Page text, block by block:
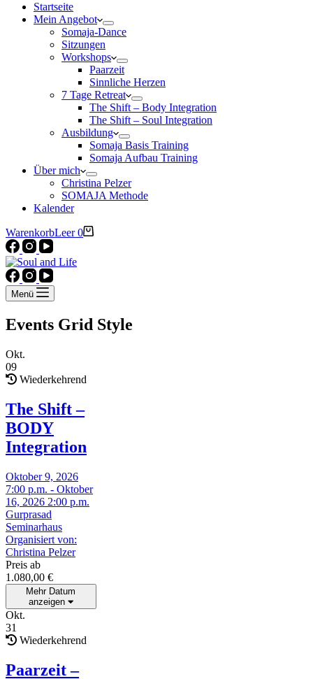
Startseite
Mein Angebot
Somaja-Dance
Sitzungen
Workshops
Paarzeit
Sinnliche Herzen
7 Tage Retreat
The Shift – Body Integration
The Shift – Soul Integration
Ausbildung
Somaja Basis Training
Somaja Aufbau Training
Über mich
Christina Pelzer
SOMAJA Methode
Kalender
WarenkorbLeer 0
Menü
Events Grid Style
Okt.
09
Wiederkehrend
The Shift –
BODY
Integration
Oktober 9, 2026
7:00 p.m. - Oktober
16, 2026 2:00 p.m.
Gurprasad
Seminarhaus
Organisiert von:
Christina Pelzer
Preis ab
1.080,00 €
Mehr Datum
anzeigen
Okt.
31
Wiederkehrend
Paarzeit –